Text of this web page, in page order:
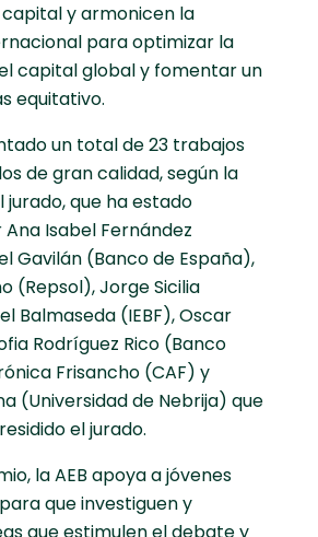
y armonicen la
para optimizar la
capital global y fomentar un
equitativo.
un total de 23 trabajos
de gran calidad, según la
que ha estado
Isabel Fernández
Gavilán (Banco de España),
(Repsol), Jorge Sicilia
Balmaseda (IEBF), Oscar
Rodríguez Rico (Banco
Frisancho (CAF) y
(Universidad de Nebrija) que
el jurado.
la AEB apoya a jóvenes
que investiguen y